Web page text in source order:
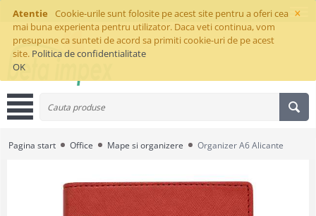
×
Atentie
Cookie-urile sunt folosite pe acest site pentru a oferi cea
mai buna experienta pentru utilizator. Daca veti continua, vom
presupune ca sunteti de acord sa primiti cookie-uri de pe acest
site. Politica de confidentialitate
OK
Pagina start Office Mape si organizere Organizer A6 Alicante